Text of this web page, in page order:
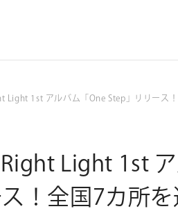
Light 1st アルバム「One Step」リリース
Light 1st
ス！全国7カ所